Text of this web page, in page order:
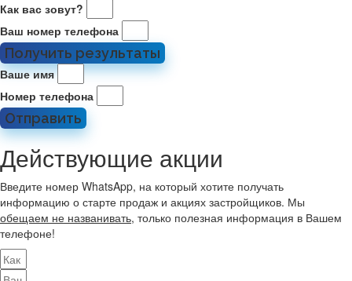
Как вас зовут?
Ваш номер телефона
Получить результаты
Ваше имя
Номер телефона
Отправить
Действующие акции
Введите номер WhatsApp, на который хотите получать
информацию о старте продаж и акциях застройщиков. Мы
обещаем не названивать, только полезная информация в Вашем
телефоне!